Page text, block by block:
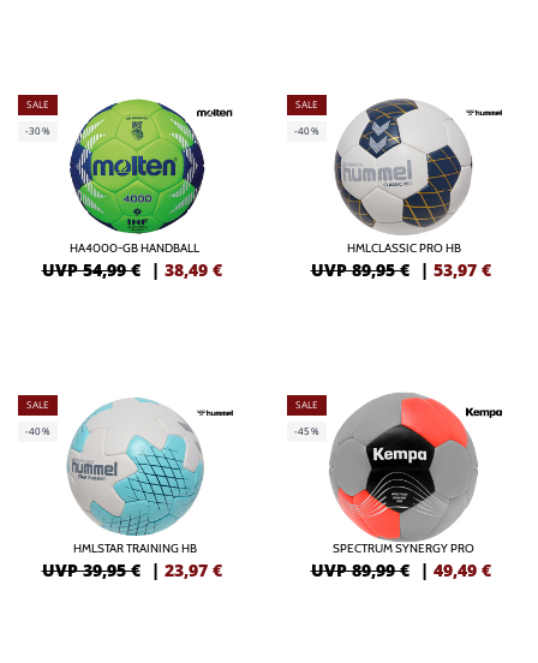
SALE
-30%
HA4000-GB HANDBALL
UVP 54,99 € | 38,49 €
SALE
-40%
HMLCLASSIC PRO HB
UVP 89,95 € | 53,97 €
SALE
-40%
HMLSTAR TRAINING HB
UVP 39,95 € | 23,97 €
SALE
-45%
SPECTRUM SYNERGY PRO
UVP 89,99 € | 49,49 €